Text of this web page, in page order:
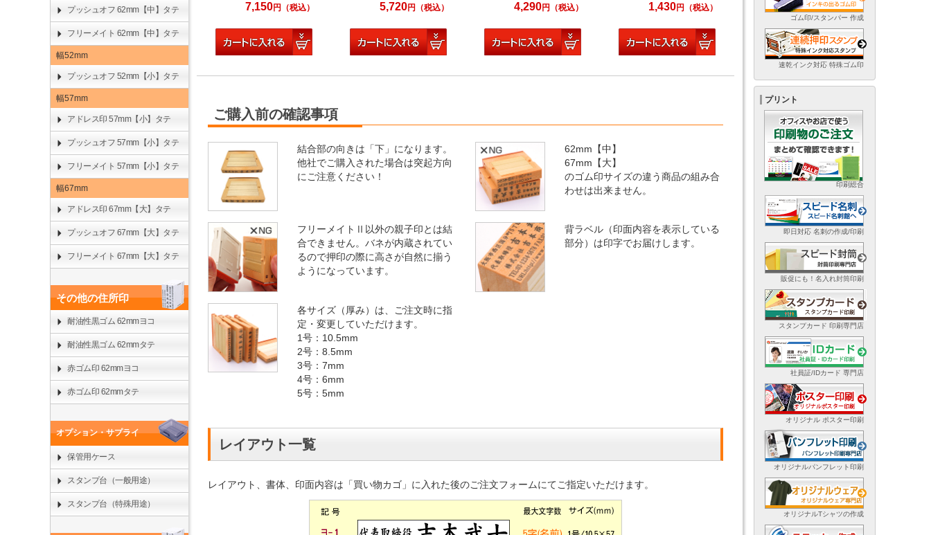
7,150円 （税込） 5,720円 （税込） 4,290円 （税込） 1,430円 （税込）
ご購入前の確認事項
結合部の向きは「下」になります。
他社でご購入された場合は突起方向
にご注意ください！
62mm【中】
67mm【大】
のゴム印サイズの違う商品の組み合
わせは出来ません。
フリーメイトⅡ以外の親子印とは結
合できません。バネが内蔵されてい
るので押印の際に高さが自然に揃う
ようになっています。
背ラベル（印面内容を表示している
部分）は印字でお届けします。
各サイズ（厚み）は、ご注文時に指
定・変更していただけます。
1号：10.5mm
2号：8.5mm
3号：7mm
4号：6mm
5号：5mm
レイアウト一覧
レイアウト、書体、印面内容は「買い物カゴ」に入れた後のご注文フォームにてご指定いただけます。
プッシュオフ 62mm【中】タテ
フリーメイト 62mm【中】タテ
幅52mm
プッシュオフ 52mm【小】タテ
幅57mm
アドレス印 57mm【小】タテ
プッシュオフ 57mm【小】タテ
フリーメイト 57mm【小】タテ
幅67mm
アドレス印 67mm【大】タテ
プッシュオフ 67mm【大】タテ
フリーメイト 67mm【大】タテ
その他の住所印
耐油性黒ゴム 62mmヨコ
耐油性黒ゴム 62mmタテ
赤ゴム印 62mmヨコ
赤ゴム印 62mmタテ
オプション・サプライ
保管用ケース
スタンプ台（一般用途）
スタンプ台（特殊用途）
ゴム印/スタンパー 作成
速乾インク対応 特殊ゴム印
プリント
印刷総合
即日対応 名刺の作成/印刷
販促にも！名入れ封筒印刷
スタンプカード 印刷専門店
社員証/IDカード 専門店
オリジナル ポスター印刷
オリジナルパンフレット印刷
オリジナルTシャツの作成